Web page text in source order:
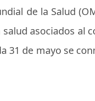
de la Salud
asociados al
31 de mayo se